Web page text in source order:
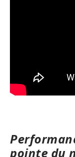
pointe du